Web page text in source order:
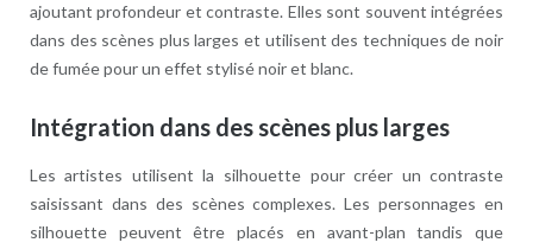
ajoutant profondeur et contraste. Elles sont souvent intégrées
dans des scènes plus larges et utilisent des techniques de noir
de fumée pour un effet stylisé noir et blanc.
Intégration dans des scènes plus larges
Les artistes utilisent la silhouette pour créer un contraste
saisissant dans des scènes complexes. Les personnages en
silhouette peuvent être placés en avant-plan tandis que